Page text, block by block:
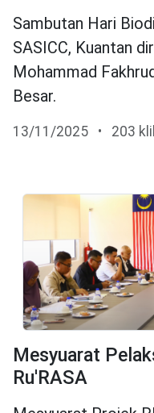
Sambutan Hari
SASICC, Kuantan
Mohammad
Besar.
13/11/2025 • 203
Mesyuarat
Ru'RASA